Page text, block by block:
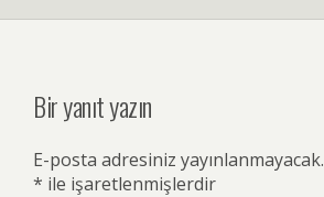
Bir yanıt yazın
E-posta adresiniz yayınlanmayacak.
* ile işaretlenmişlerdir